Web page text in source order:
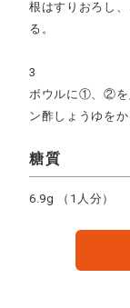
根はすりおろし
る。
3
ボウルに①、②を
ン酢しょうゆをか
糖質
6.9g （1人分）